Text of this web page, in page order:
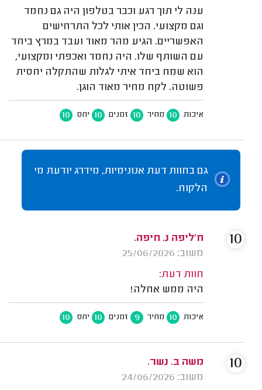
ענה לי תוך רגע וכבר בטלפון היה גם נחמד
וגם מקצועי. הכין אותי לכל התרחישים
האפשריים. הגיע מהר מאוד ועבד במרץ ביחד
עם השותף שלו. היה נחמד ואכפתי ומקצועי,
הוא שמח ביחד איתי לגלות שהתקלה יחסית
פשוטה. לקח מחיר מאוד הוגן.
איכות 10 מחיר 10 זמנים 10 יחס 10
גם בחוות דעת אנונימיות, מידרג יודעת מי
הלקוח.
ח'ליפה נ. חיפה.
משוב: 25/06/2026
חוות דעת:
היה ממש אחלה!
איכות 10 מחיר 9 זמנים 10 יחס 10
10
משה ב. נשר.
משוב: 24/06/2026
10